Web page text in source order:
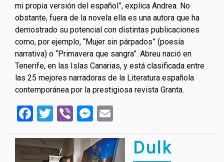
mi propia versión del español”, explica Andrea. No
obstante, fuera de la novela ella es una autora que ha
demostrado su potencial con distintas publicaciones
como, por ejemplo, “Mujer sin párpados” (poesía
narrativa) o “Primavera que sangra”. Abreu nació en
Tenerife, en las Islas Canarias, y está clasificada entre
las 25 mejores narradoras de la Literatura española
contemporánea por la prestigiosa revista Granta.
Facebook
Twitter
ViberMessenger
Dulk